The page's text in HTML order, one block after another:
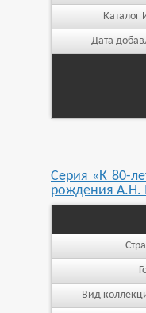
Каталог
Дата
Серия «К 80-
рождения А.Н.
Вид